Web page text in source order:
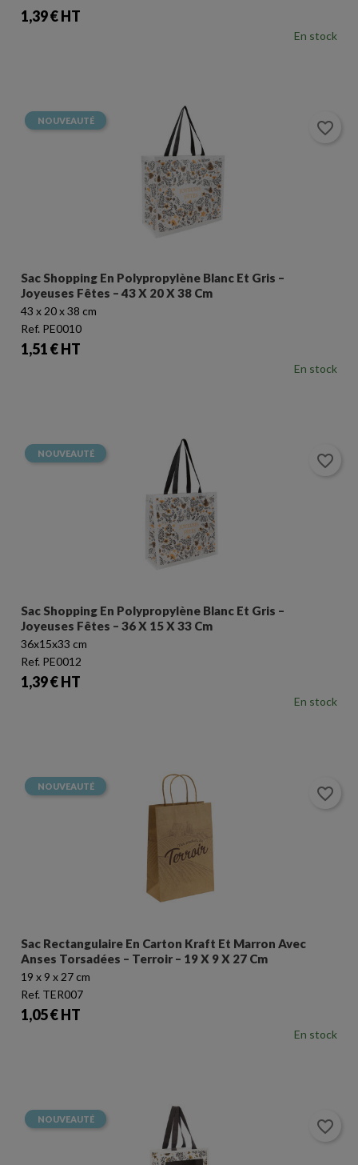
Prix
1,39 € HT
En stock
Sac Shopping En Polypropylène Blanc Et Gris –
Joyeuses Fêtes – 43 X 20 X 38 Cm
43 x 20 x 38 cm
Ref. PE0010
Prix
1,51 € HT
En stock
NOUVEAUTÉ favorite_border
Sac Shopping En Polypropylène Blanc Et Gris –
Joyeuses Fêtes – 36 X 15 X 33 Cm
36x15x33 cm
Ref. PE0012
Prix
1,39 € HT
En stock
NOUVEAUTÉ favorite_border
Sac Rectangulaire En Carton Kraft Et Marron Avec
Anses Torsadées – Terroir – 19 X 9 X 27 Cm
19 x 9 x 27 cm
Ref. TER007
Prix
1,05 € HT
En stock
NOUVEAUTÉ favorite_border
NOUVEAUTÉ favorite_border